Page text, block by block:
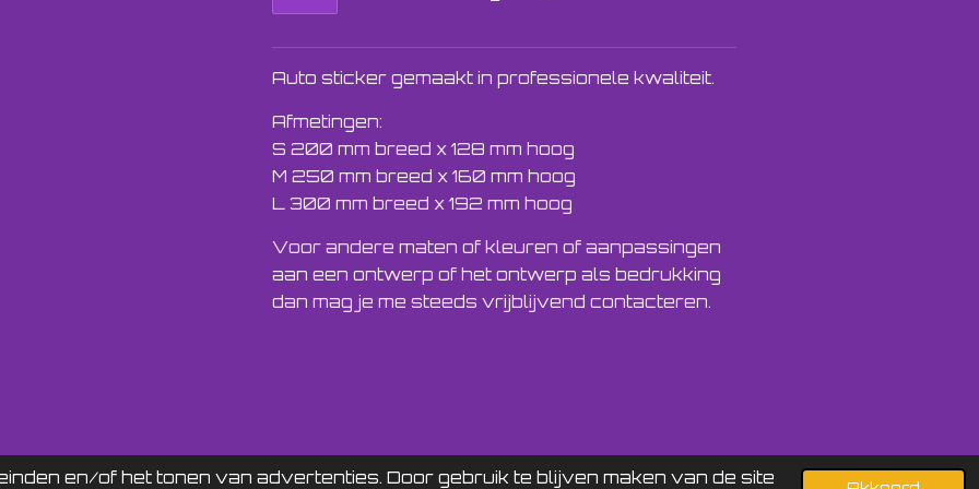
en/of het tonen van advertenties. Door gebruik te blijven maken van de site
Auto sticker gemaakt in professionele kwaliteit.
Afmetingen:
S 200 mm breed x 128 mm hoog
M 250 mm breed x 160 mm hoog
L 300 mm breed x 192 mm hoog
Voor andere maten of kleuren of aanpassingen
aan een ontwerp of het ontwerp als bedrukking
dan mag je me steeds vrijblijvend contacteren.
Powered byJouwWeb